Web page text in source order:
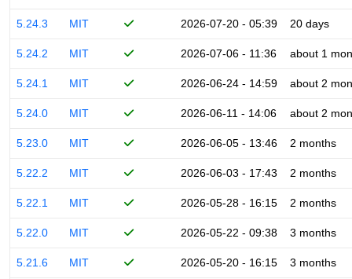
5.24.3 MIT 2026-07-20 - 05:39 20 days
5.24.2 MIT 2026-07-06 - 11:36 about 1
5.24.1 MIT 2026-06-24 - 14:59 about 2
5.24.0 MIT 2026-06-11 - 14:06 about 2
5.23.0 MIT 2026-06-05 - 13:46 2 months
5.22.2 MIT 2026-06-03 - 17:43 2 months
5.22.1 MIT 2026-05-28 - 16:15 2 months
5.22.0 MIT 2026-05-22 - 09:38 3 months
5.21.6 MIT 2026-05-20 - 16:15 3 months